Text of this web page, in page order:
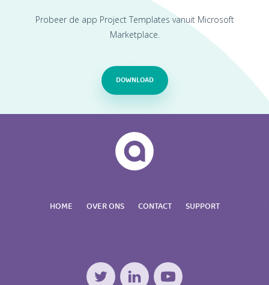
Probeer de app Project Templates vanuit Microsoft
Marketplace.
DOWNLOAD
HOME OVER ONS CONTACT SUPPORT
Twitter LinkedIn YouTube